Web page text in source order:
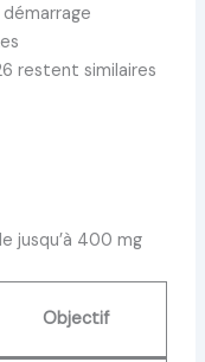
restent similaires
jusqu’à 400 mg
Objectif